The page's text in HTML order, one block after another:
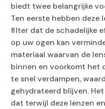
biedt twee belangrijke
Ten eerste hebben deze
filter dat de schadelijke
op uw ogen kan
materiaal waarvan de
binnen en voorkomt het
te snel verdampen,
gehydrateerd blijven.
dat terwijl deze lenzen